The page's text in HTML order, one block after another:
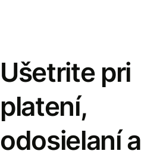
Ušetrite pri
platení,
odosielaní a